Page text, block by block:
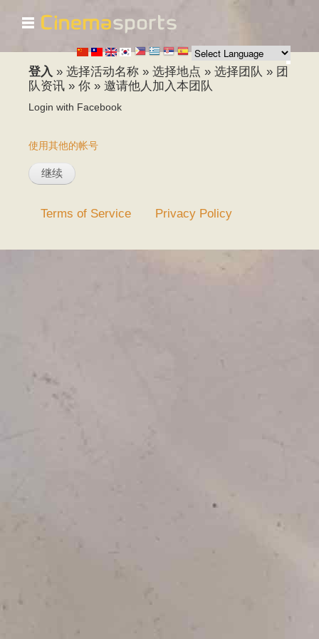
跳
转
到
主
要
内
容
☰
登入 » 选择活动名称 » 选择地点 » 选择团队 » 团
队资讯 » 你 » 邀请他人加入本团队
Login with Facebook
使用其他的帐号
Terms of Service Privacy Policy